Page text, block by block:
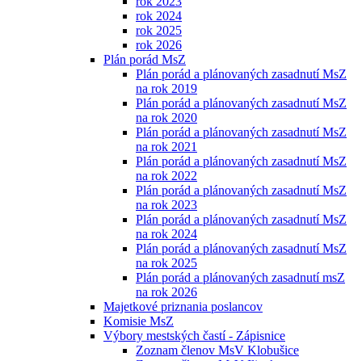
rok 2024
rok 2025
rok 2026
Plán porád MsZ
Plán porád a plánovaných zasadnutí MsZ
na rok 2019
Plán porád a plánovaných zasadnutí MsZ
na rok 2020
Plán porád a plánovaných zasadnutí MsZ
na rok 2021
Plán porád a plánovaných zasadnutí MsZ
na rok 2022
Plán porád a plánovaných zasadnutí MsZ
na rok 2023
Plán porád a plánovaných zasadnutí MsZ
na rok 2024
Plán porád a plánovaných zasadnutí MsZ
na rok 2025
Plán porád a plánovaných zasadnutí msZ
na rok 2026
Majetkové priznania poslancov
Komisie MsZ
Výbory mestských častí - Zápisnice
Zoznam členov MsV Klobušice